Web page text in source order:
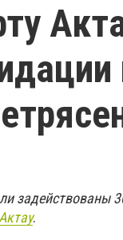
задействованы
.